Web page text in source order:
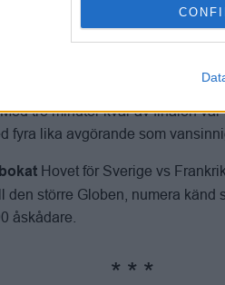
i Helsingfors inte är i
söndag den 30 augusti.
lång, är vid blott 22 års ålder
värt sisådär två och en halv
tre minuter kvar av finalen
fyra lika avgörande som
Hovet för Sverige vs
den större Globen, numera känd
åskådare.